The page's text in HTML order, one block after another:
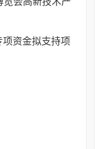
资金拟支持项